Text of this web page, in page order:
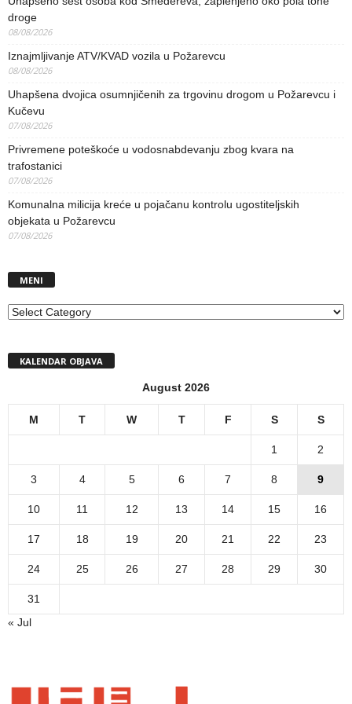
droge
08/08/2026
Iznajmljivanje ATV/KVAD vozila u Požarevcu
08/08/2026
Uhapšena dvojica osumnjičenih za trgovinu drogom u Požarevcu i
Kučevu
07/08/2026
Privremene poteškoće u vodosnabdevanju zbog kvara na
trafostanici
07/08/2026
Komunalna milicija kreće u pojačanu kontrolu ugostiteljskih
objekata u Požarevcu
07/08/2026
MENI
MENI
KALENDAR OBJAVA
August 2026
M T W T F S S
1 2
3 4 5 6 7 8 9
10 11 12 13 14 15 16
17 18 19 20 21 22 23
24 25 26 27 28 29 30
31
« Jul